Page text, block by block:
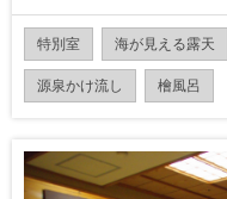
特別室 海が見える露天
源泉かけ流し 檜風呂